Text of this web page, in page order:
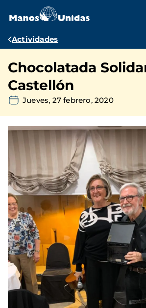
contenido
Ruta
navegación
Actividades
Chocolatada
Castellón
Jueves, 27 febrero, 2020